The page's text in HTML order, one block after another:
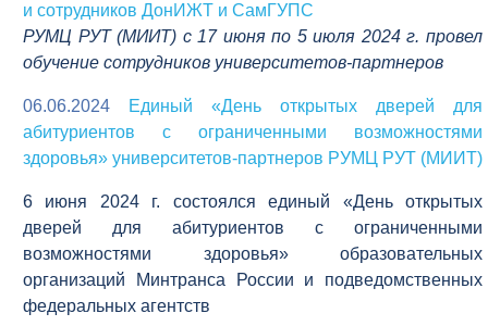
и сотрудников ДонИЖТ и СамГУПС
РУМЦ РУТ (МИИТ) с 17 июня по 5 июля 2024 г. провел
обучение сотрудников университетов-партнеров
06.06.2024
Единый «День открытых дверей для
абитуриентов с ограниченными возможностями
здоровья» университетов-партнеров РУМЦ РУТ (МИИТ)
6 июня 2024 г. состоялся единый «День открытых
дверей для абитуриентов с ограниченными
возможностями здоровья» образовательных
организаций Минтранса России и подведомственных
федеральных агентств